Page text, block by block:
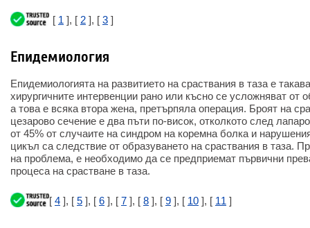
[ 1 ], [ 2 ], [ 3 ]
Епидемиология
Епидемиологията на развитието на сраствания в таза е
хирургичните интервенции рано или късно се усложняват от
а това е всяка втора жена, претърпяла операция. Броят на
цезарово сечение е два пъти по-висок, отколкото след
от 45% от случаите на синдром на коремна болка и
цикъл са следствие от образуването на сраствания в таза.
на проблема, е необходимо да се предприемат първични
процеса на срастване в таза.
[ 4 ], [ 5 ], [ 6 ], [ 7 ], [ 8 ], [ 9 ], [ 10 ], [ 11 ]